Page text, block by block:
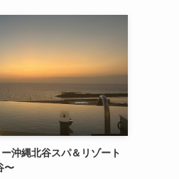
ー沖縄北谷スパ＆リゾート
〜